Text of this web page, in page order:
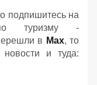
подпишитесь на
туризму -
в Мах, то
новости и туда: